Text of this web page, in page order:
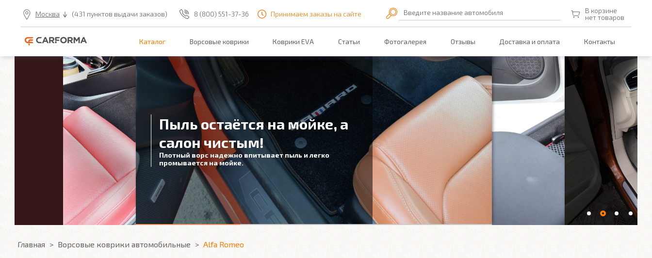
Москва (431 пунктов выдачи заказов) 8 (800) 551-37-36 Принимаем заказы на сайте Введите название автомобиля
В корзине
нет товаров
Каталог Ворсовые коврики Коврики EVA Статьи Фотогалерея Отзывы Доставка и оплата Контакты
Пыль остаётся на мойке, а
салон чистым!
Плотный ворс надежно впитывает пыль и легко
промывается на мойке.
Главная Ворсовые коврики автомобильные Alfa Romeo